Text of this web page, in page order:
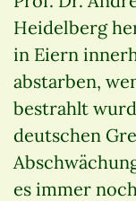
Heidelberg
in Eiern
abstarben,
bestrahlt
deutschen
es immer